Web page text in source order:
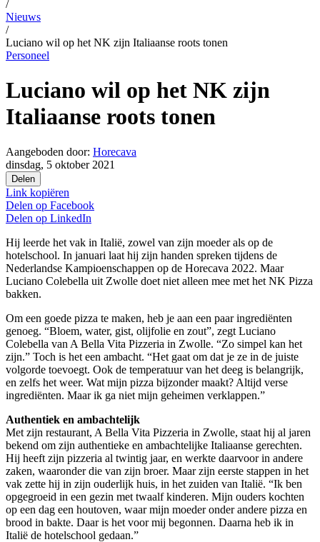
/
Nieuws
/
Luciano wil op het NK zijn Italiaanse roots tonen
Personeel
Luciano wil op het NK zijn
Italiaanse roots tonen
Aangeboden door: Horecava
dinsdag, 5 oktober 2021
Delen
Link kopiëren
Delen op Facebook
Delen op LinkedIn
Hij leerde het vak in Italië, zowel van zijn moeder als op de
hotelschool. In januari laat hij zijn handen spreken tijdens de
Nederlandse Kampioenschappen op de Horecava 2022. Maar
Luciano Colebella uit Zwolle doet niet alleen mee met het NK Pizza
bakken.
Om een goede pizza te maken, heb je aan een paar ingrediënten
genoeg. “Bloem, water, gist, olijfolie en zout”, zegt Luciano
Colebella van A Bella Vita Pizzeria in Zwolle. “Zo simpel kan het
zijn.” Toch is het een ambacht. “Het gaat om dat je ze in de juiste
volgorde toevoegt. Ook de temperatuur van het deeg is belangrijk,
en zelfs het weer. Wat mijn pizza bijzonder maakt? Altijd verse
ingrediënten. Maar ik ga niet mijn geheimen verklappen.”
Authentiek en ambachtelijk
Met zijn restaurant, A Bella Vita Pizzeria in Zwolle, staat hij al jaren
bekend om zijn authentieke en ambachtelijke Italiaanse gerechten.
Hij heeft zijn pizzeria al twintig jaar, en werkte daarvoor in andere
zaken, waaronder die van zijn broer. Maar zijn eerste stappen in het
vak zette hij in zijn ouderlijk huis, in het zuiden van Italië. “Ik ben
opgegroeid in een gezin met twaalf kinderen. Mijn ouders kochten
op een dag een houtoven, waar mijn moeder onder andere pizza en
brood in bakte. Daar is het voor mij begonnen. Daarna heb ik in
Italië de hotelschool gedaan.”